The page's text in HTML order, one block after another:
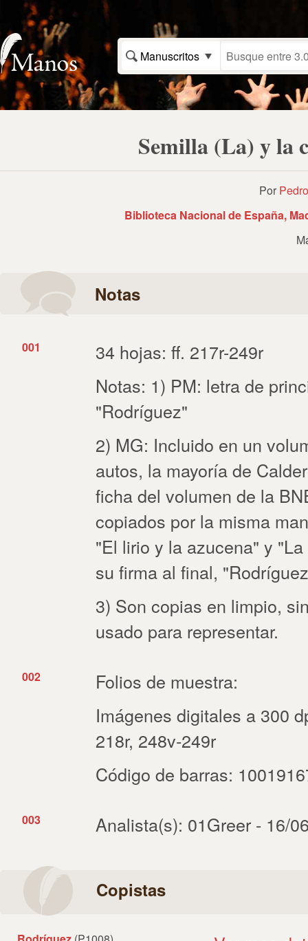
Manuscritos
Semilla (La) y la
Por
Biblioteca Nacional de España,
Notas
001
34 hojas: ff. 217r-249r
Notas: 1) PM: letra de
"Rodríguez"
2) MG: Incluido en un
autos, la mayoría de
ficha del volumen de la
copiados por la misma
"El lirio y la azucena" y
su firma al final,
3) Son copias en limpio,
usado para representar.
002
Folios de muestra:
Imágenes digitales a 300
218r, 248v-249r
Código de barras:
003 Analista(s): 01Greer - 16/
Copistas